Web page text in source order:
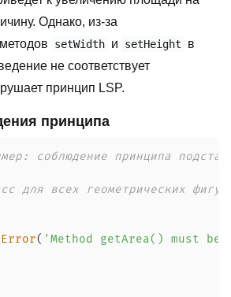
Однако, из-за
setWidth и setHeight
в
не соответствует
принцип LSP.
принципа
соблюдение принципа
для всех геометрических фигур
Error( 'Method getArea() must be